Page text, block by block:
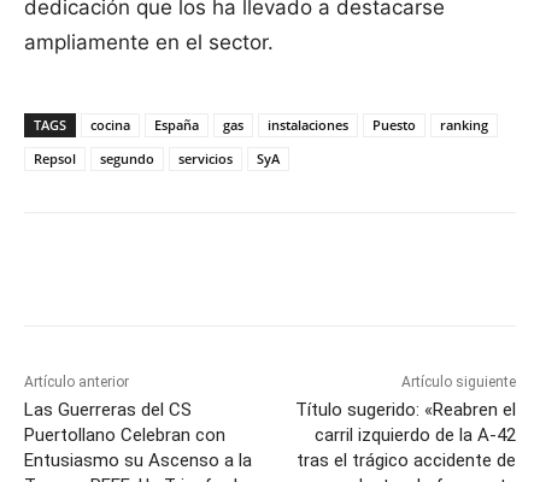
dedicación que los ha llevado a destacarse
ampliamente en el sector.
TAGS cocina España gas instalaciones Puesto
ranking
Repsol
segundo servicios SyA
Artículo anterior
Las Guerreras del CS
Puertollano Celebran con
Entusiasmo su Ascenso a la
Artículo siguiente
Título sugerido: «Reabren el
carril izquierdo de la A-42
tras el trágico accidente de